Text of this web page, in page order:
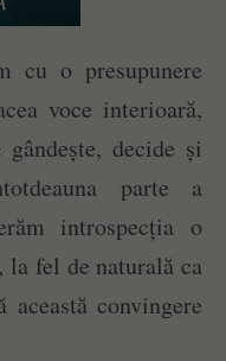
cu o presupunere
voce interioară,
decide și
parte a
introspecția o
la fel de naturală ca
convingere